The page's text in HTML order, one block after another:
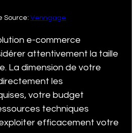
Source: Venngage
e-commerce
attentivement la taille
La dimension de votre
les
votre budget
techniques
efficacement votre